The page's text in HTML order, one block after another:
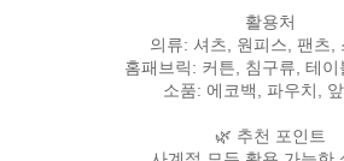
활용처
의류: 셔츠, 원피스, 팬츠,
홈패브릭: 커튼, 침구류, 테이
소품: 에코백, 파우치,
🌿 추천 포인트